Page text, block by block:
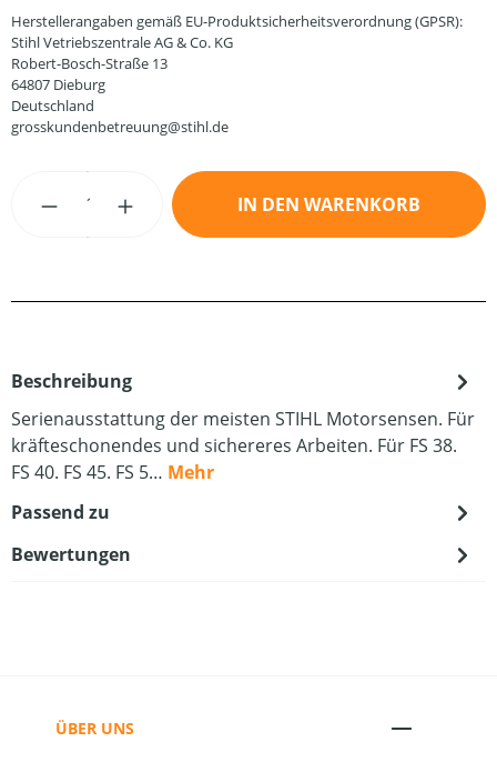
Herstellerangaben gemäß EU-Produktsicherheitsverordnung (GPSR):
Stihl Vetriebszentrale AG & Co. KG
Robert-Bosch-Straße 13
64807 Dieburg
Deutschland
grosskundenbetreuung@stihl.de
Produkt Anzahl: Gib den gewünschten
IN DEN WARENKORB
Beschreibung
Serienausstattung der meisten STIHL Motorsensen. Für
kräfteschonendes und sichereres Arbeiten. Für FS 38.
FS 40. FS 45. FS 5… Mehr
Passend zu
Bewertungen
ÜBER UNS